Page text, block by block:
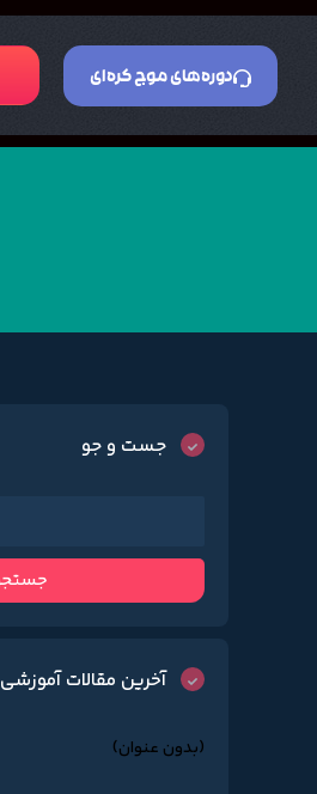
دوره‌های موج کره‌ای
جست و جو
آخرین مقالات آموزشی
(بدون عنوان)